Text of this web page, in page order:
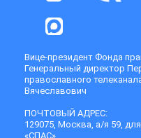
Вице-президент Фонда
Генеральный директор
православного
Вячеславович
ПОЧТОВЫЙ АДРЕС:
129075, Москва, а/я 59,
«СПАС»